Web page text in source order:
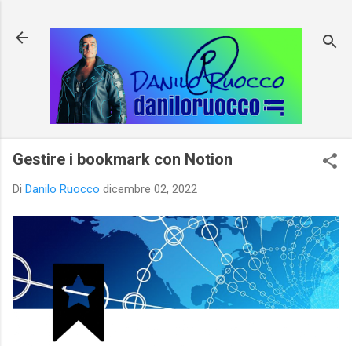
Gestire i bookmark con Notion
Di Danilo Ruocco dicembre 02, 2022